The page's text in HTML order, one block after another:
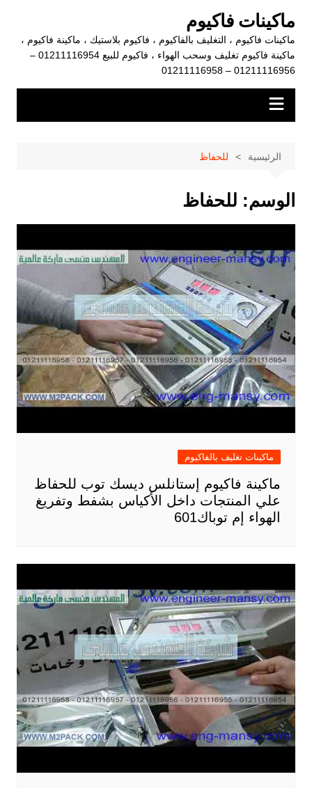
المحتوى
ماكينات فاكيوم
ماكينات فاكيوم ، التغليف بالفاكيوم ، فاكيوم بلاستيك ، ماكينة فاكيوم ،
ماكينة فاكيوم تغليف وسحب الهواء ، فاكيوم للبيع 01211116954 –
01211116956 – 01211116958
الرئيسية للحفاظ
الوسم: للحفاظ
ماكينات تغليف بالفاكيوم
ماكينة فاكيوم إستانلس ديسك توب للحفاظ
علي المنتجات داخل الأكياس بشفط وتفريغ
الهواء إم توباك601